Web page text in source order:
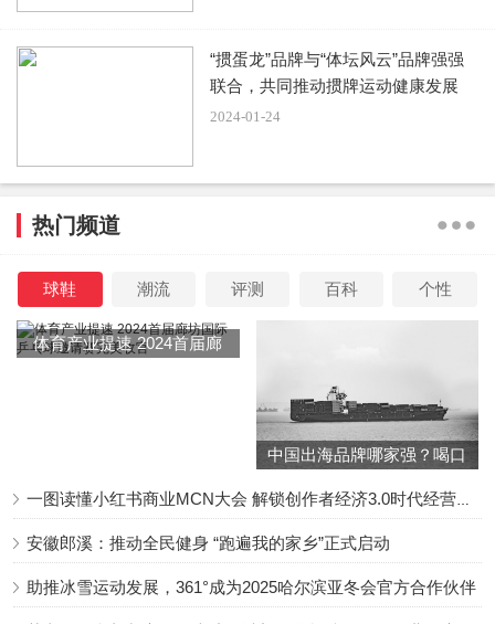
“掼蛋龙”品牌与“体坛风云”品牌强强
联合，共同推动掼牌运动健康发展
2024-01-24
热门频道
球鞋 潮流 评测 百科 个性
体育产业提速 2024首届廊
中国出海品牌哪家强？喝口
安徽郎溪：推动全民健身 “跑遍我的家乡”正式启动
助推冰雪运动发展，361°成为2025哈尔滨亚冬会官方合作伙伴